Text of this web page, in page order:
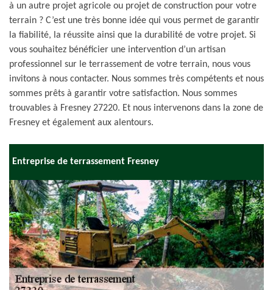
à un autre projet agricole ou projet de construction pour votre
terrain ? C’est une très bonne idée qui vous permet de garantir
la fiabilité, la réussite ainsi que la durabilité de votre projet. Si
vous souhaitez bénéficier une intervention d’un artisan
professionnel sur le terrassement de votre terrain, nous vous
invitons à nous contacter. Nous sommes très compétents et nous
sommes prêts à garantir votre satisfaction. Nous sommes
trouvables à Fresney 27220. Et nous intervenons dans la zone de
Fresney et également aux alentours.
Entreprise de terrassement Fresney